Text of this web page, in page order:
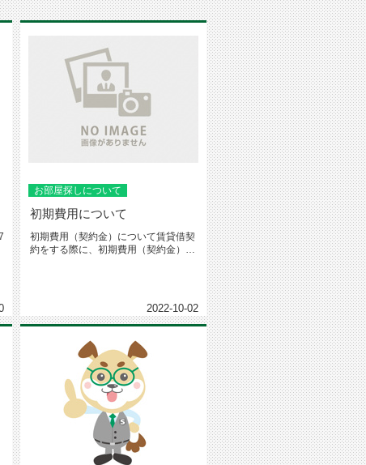
お部屋探しについて
初期費用について
初期費用（契約金）について賃貸借契
約をする際に、初期費用（契約金）が
2022-10-02